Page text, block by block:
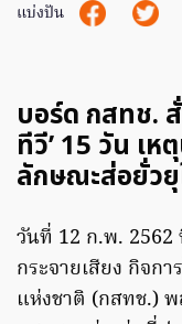
แบ่งปัน
บอร์ด กสทช.
ทีวี’ 15 วัน เห
ลักษณะส่อยั่ว
วันที่ 12 ก.พ. 2562
กระจายเสียง กิจก
แห่งชาติ (กสทช.)